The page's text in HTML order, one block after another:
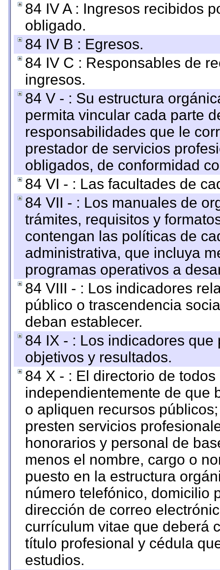
84 IV A : Ingresos recibidos
obligado.
84 IV B : Egresos.
84 IV C : Responsables de
ingresos.
84 V - : Su estructura
permita vincular cada parte
responsabilidades que le
prestador de servicios
obligados, de conformidad
84 VI - : Las facultades de
84 VII - : Los manuales de
trámites, requisitos y
contengan las políticas de
administrativa, que incluya
programas operativos a
84 VIII - : Los indicadores
público o trascendencia
deban establecer.
84 IX - : Los indicadores
objetivos y resultados.
84 X - : El directorio de
independientemente de que
o apliquen recursos
presten servicios
honorarios y personal de
menos el nombre, cargo o
puesto en la estructura
número telefónico, domicilio
dirección de correo
currículum vitae que deberá
título profesional y cédula
estudios.